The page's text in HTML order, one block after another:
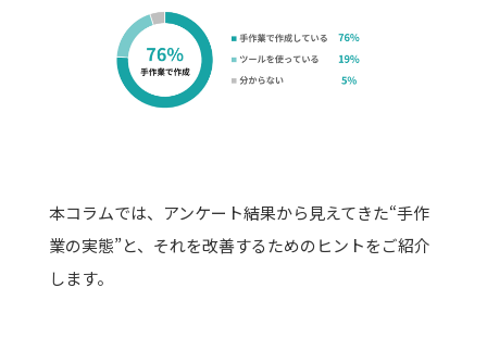
本コラムでは、アンケート結果から見えてきた“手作
業の実態”と、それを改善するためのヒントをご紹介
します。